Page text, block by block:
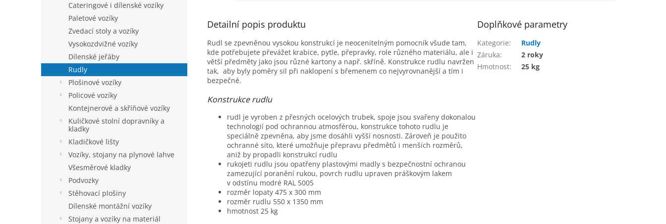
Cateringové i dílenské vozíky
Paletové vozíky
Zvedací stoly a vozíky
Vysokozdvižné vozíky
Dílenské jeřáby
Rudly
Plošinové vozíky
Policové vozíky
Kontejnerové a skříňové vozíky
Kuličkové stolní dopravníky a
kladky
Kladičkové lišty
Vozíky, stojany na plynové lahve
Všesměrové kladky
Podvozky
Stěhovací plošiny
Dílenské montážní vozíky
Stojany a vozíky na materiál
M
A
Detailní popis produktu
Rudl se zpevněnou vysokou konstrukcí je neocenitelným pomocník všude tam,
kde potřebujete převážet krabice, pytle, přepravky, role různého materiálu, ale i
větší předměty jako jsou různé kartony a např. skříně. Konstrukce rudlu navržen
tak, aby byly poměry sil při naklopení s břemenem co nejvyrovnanější a tím i
bezpečné.
Konstrukce rudlu
rudl je vyroben z přesných ocelových trubek, spoje jsou svařeny dokonalou
technologií pod ochrannou atmosférou, konstrukce tohoto rudlu je
speciálně zpevněna, aby jsme dosáhli vyšší nosnosti. Zároveň je použito
ochranné síto, které umožňuje přepravu předmětů i menších rozměrů,
aniž by propadli konstrukcí rudlu
rukojeti rudlu jsou opatřeny plastovými madly s bezpečnostní ochranou
zamezující poranění rukou, povrch rudlu upraven práškovým lakem
v odstínu modré RAL 5005
rozměr lopaty 475 x 300 mm
rozměr rudlu 550 x 1350 mm
hmotnost 25 kg
Doplňkové parametry
Kategorie:
Rudly
Záruka:
2 roky
Hmotnost: 25 kg